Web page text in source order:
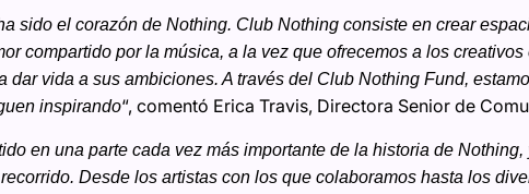
sido el corazón de Nothing. Club Nothing consiste en crear
compartido por la música, a la vez que ofrecemos a los
dar vida a sus ambiciones. A través del Club Nothing Fund,
inspirando“, comentó Erica Travis, Directora Senior de
en una parte cada vez más importante de la historia de
Desde los artistas con los que colaboramos hasta los